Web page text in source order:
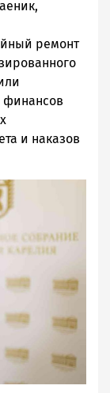
ремонт
финансов
и наказов